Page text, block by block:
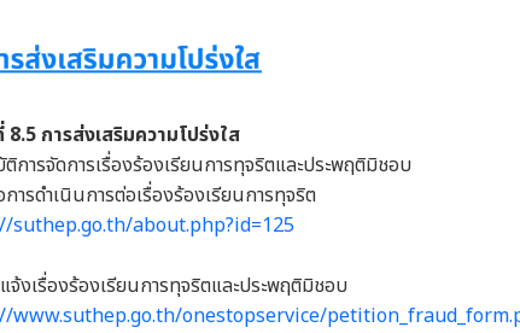
การส่งเสริมความโปร่งใส
การจัดการเรื่องร้องเรียนการทุจริตและประพฤติมิชอบ
ารดำเนินการต่อเรื่องร้องเรียนการทุจริต
suthep.go.th/about.php?id=125
จ้งเรื่องร้องเรียนการทุจริตและประพฤติมิชอบ
www.suthep.go.th/onestopservice/